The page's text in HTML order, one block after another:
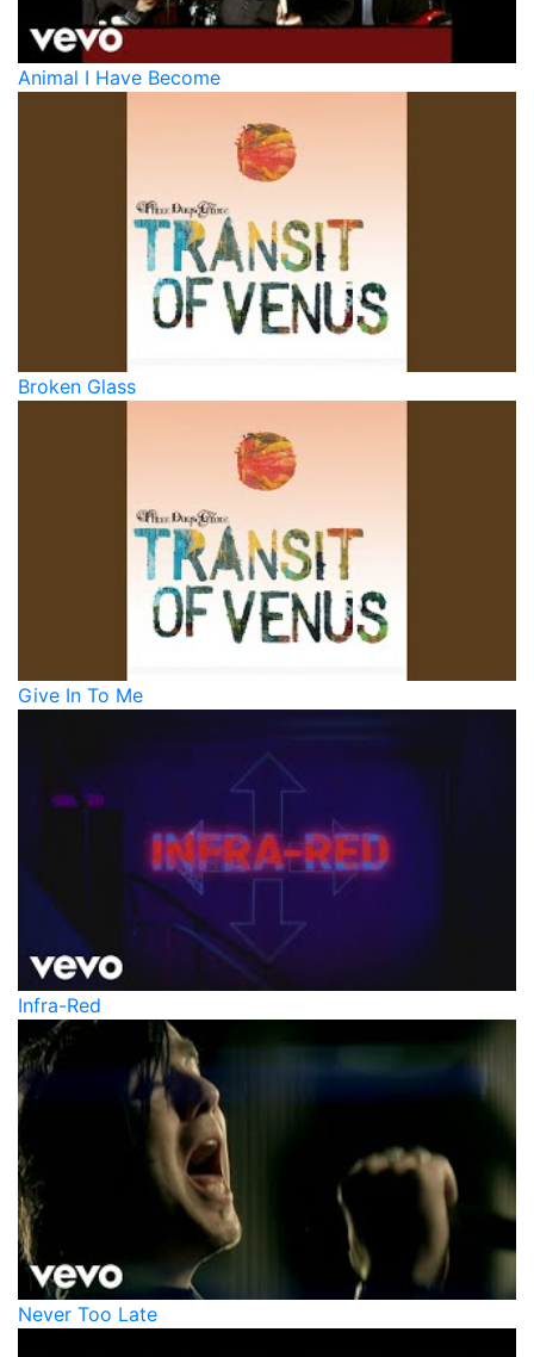
Animal I Have Become
Broken Glass
Give In To Me
Infra-Red
Never Too Late